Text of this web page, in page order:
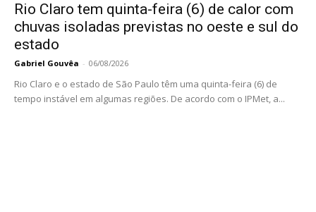
Rio Claro tem quinta-feira (6) de calor com
chuvas isoladas previstas no oeste e sul do
estado
Gabriel Gouvêa - 06/08/2026
Rio Claro e o estado de São Paulo têm uma quinta-feira (6) de
tempo instável em algumas regiões. De acordo com o IPMet, a...